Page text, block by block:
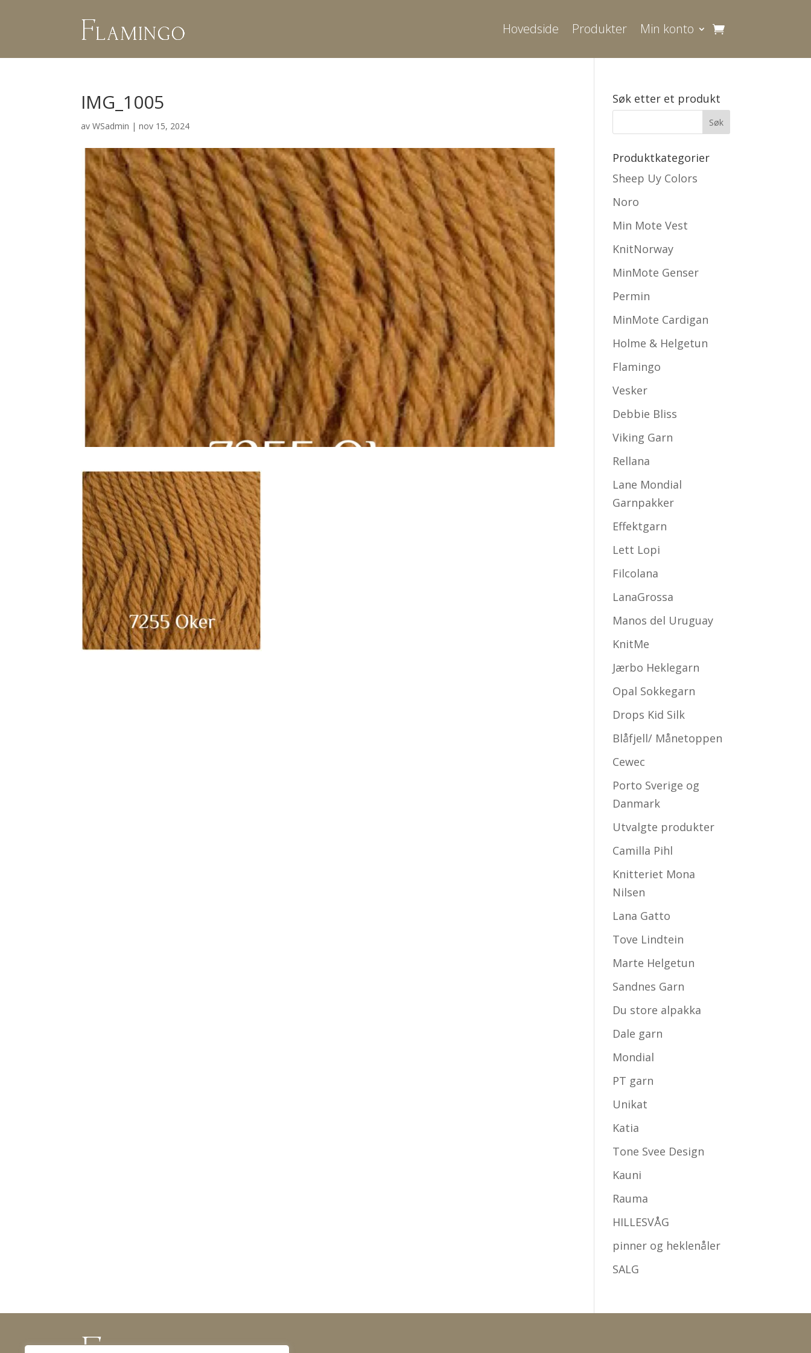
Hovedside Produkter Min konto
IMG_1005
avWSadmin |nov 15, 2024
Søk etter et produkt
Produktkategorier
Sheep Uy Colors
Noro
Min Mote Vest
KnitNorway
MinMote Genser
Permin
MinMote Cardigan
Holme & Helgetun
Flamingo
Vesker
Debbie Bliss
Viking Garn
Rellana
Lane Mondial
Garnpakker
Effektgarn
Lett Lopi
Filcolana
LanaGrossa
Manos del Uruguay
KnitMe
Jærbo Heklegarn
Opal Sokkegarn
Drops Kid Silk
Blåfjell/ Månetoppen
Cewec
Porto Sverige og
Danmark
Utvalgte produkter
Camilla Pihl
Knitteriet Mona
Nilsen
Lana Gatto
Tove Lindtein
Marte Helgetun
Sandnes Garn
Du store alpakka
Dale garn
Mondial
PT garn
Unikat
Katia
Tone Svee Design
Kauni
Rauma
HILLESVÅG
pinner og heklenåler
SALG